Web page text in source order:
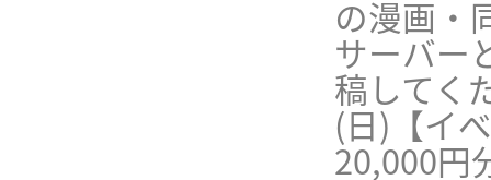
の漫画・
サーバー
稿してく
(日)【イ
20,000円